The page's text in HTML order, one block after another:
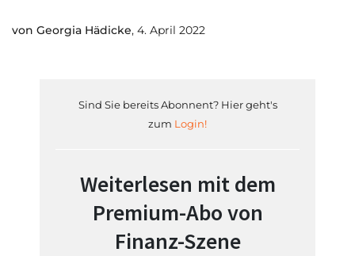
von Georgia Hädicke, 4. April 2022
Sind Sie bereits Abonnent? Hier geht's
zum Login!
Weiterlesen mit dem
Premium-Abo von
Finanz-Szene